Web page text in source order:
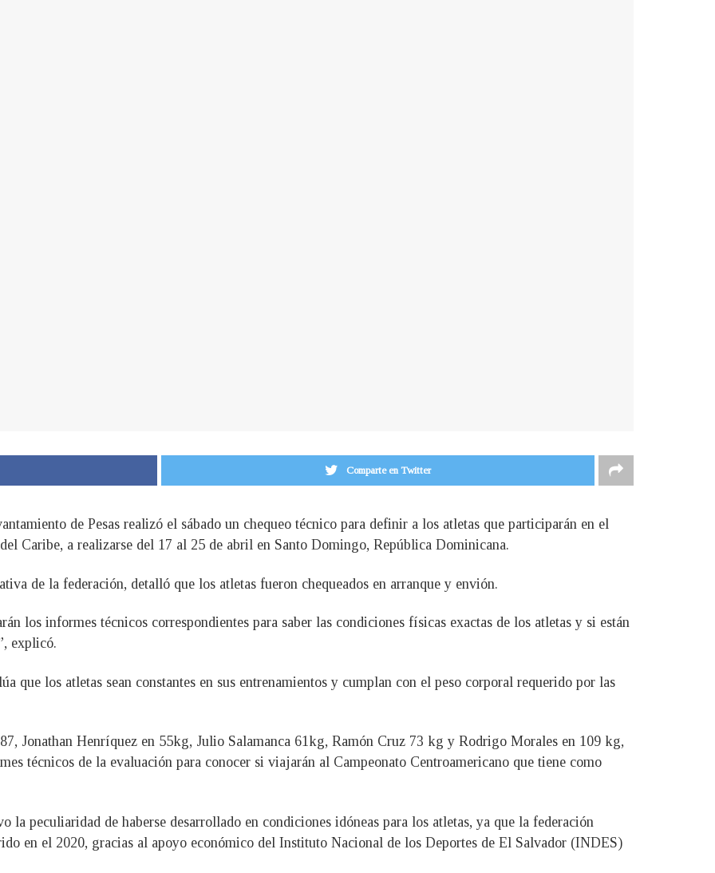
Comparte en Twitter
de Pesas realizó el sábado un chequeo técnico para definir a los atletas que participarán en el
Caribe, a realizarse del 17 al 25 de abril en Santo Domingo, República Dominicana.
de la federación, detalló que los atletas fueron chequeados en arranque y envión.
los informes técnicos correspondientes para saber las condiciones físicas exactas de los atletas y si están
explicó.
que los atletas sean constantes en sus entrenamientos y cumplan con el peso corporal requerido por las
Jonathan Henríquez en 55kg, Julio Salamanca 61kg, Ramón Cruz 73 kg y Rodrigo Morales en 109 kg,
técnicos de la evaluación para conocer si viajarán al Campeonato Centroamericano que tiene como
peculiaridad de haberse desarrollado en condiciones idóneas para los atletas, ya que la federación
en el 2020, gracias al apoyo económico del Instituto Nacional de los Deportes de El Salvador (INDES)